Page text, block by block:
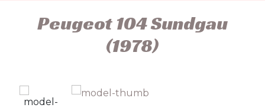
Peugeot 104 Sundgau
(1978)